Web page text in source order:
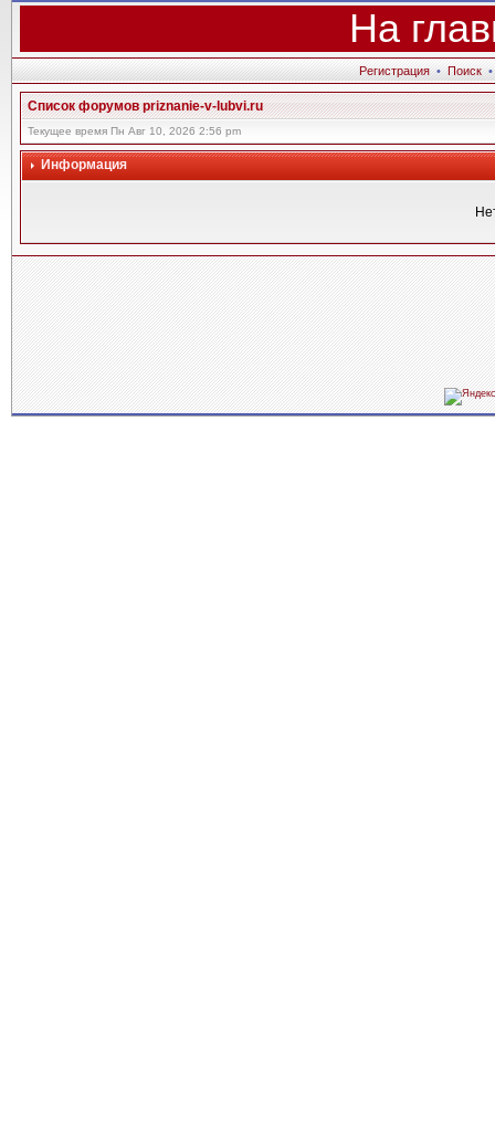
На
Регистрация • Поиск •
Список форумов priznanie-v-lubvi.ru
Текущее время Пн Авг 10, 2026 2:56 pm
Информация